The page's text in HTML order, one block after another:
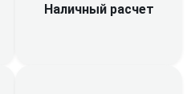
Наличный расчет